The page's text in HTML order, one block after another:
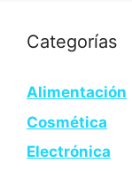
Categorías
Alimentación
Cosmética
Electrónica